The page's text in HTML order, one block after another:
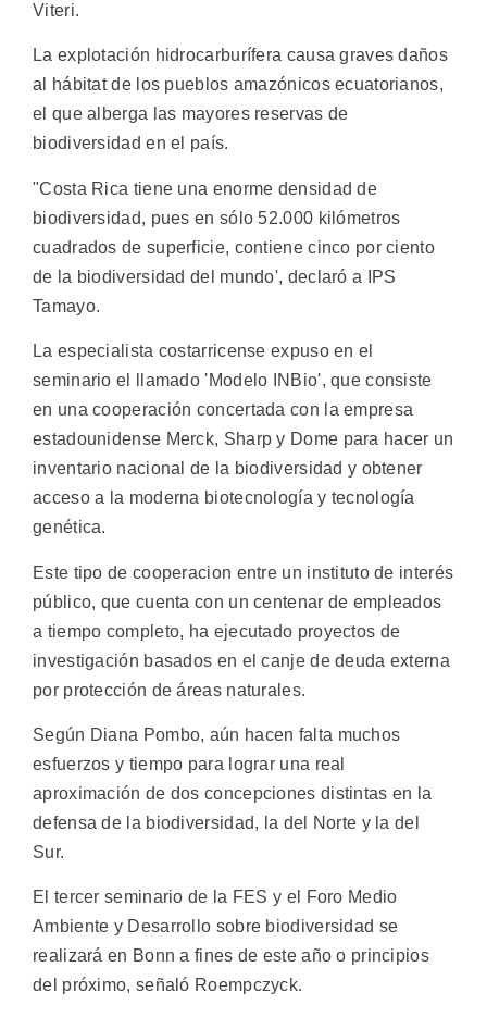
Viteri.
La explotación hidrocarburífera causa graves daños
al hábitat de los pueblos amazónicos ecuatorianos,
el que alberga las mayores reservas de
biodiversidad en el país.
"Costa Rica tiene una enorme densidad de
biodiversidad, pues en sólo 52.000 kilómetros
cuadrados de superficie, contiene cinco por ciento
de la biodiversidad del mundo', declaró a IPS
Tamayo.
La especialista costarricense expuso en el
seminario el llamado 'Modelo INBio', que consiste
en una cooperación concertada con la empresa
estadounidense Merck, Sharp y Dome para hacer un
inventario nacional de la biodiversidad y obtener
acceso a la moderna biotecnología y tecnología
genética.
Este tipo de cooperacion entre un instituto de interés
público, que cuenta con un centenar de empleados
a tiempo completo, ha ejecutado proyectos de
investigación basados en el canje de deuda externa
por protección de áreas naturales.
Según Diana Pombo, aún hacen falta muchos
esfuerzos y tiempo para lograr una real
aproximación de dos concepciones distintas en la
defensa de la biodiversidad, la del Norte y la del
Sur.
El tercer seminario de la FES y el Foro Medio
Ambiente y Desarrollo sobre biodiversidad se
realizará en Bonn a fines de este año o principios
del próximo, señaló Roempczyck.